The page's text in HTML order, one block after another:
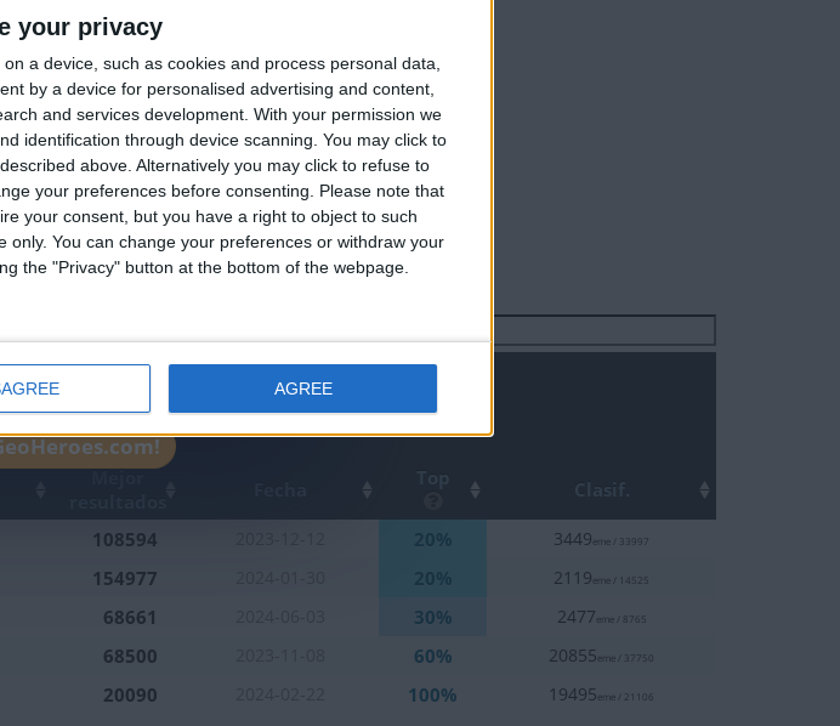
your privacy
a device, such as cookies and process personal data,
by a device for personalised advertising and content,
and services development. With your permission we
identification through device scanning. You may click to
above. Alternatively you may click to refuse to
your preferences before consenting.
Please note that
your consent, but you have a right to object to such
only. You can change your preferences or withdraw your
the "Privacy" button at the bottom of the webpage.
AGREE
1
Top Clasif.
108594 20% 3449eme / 33997
154977 20% 2119eme / 14525
68661 30% 2477eme / 8765
68500 60% 20855eme / 37750
20090 100% 19495eme / 21106
visiting from
country
now and be among
your score on our